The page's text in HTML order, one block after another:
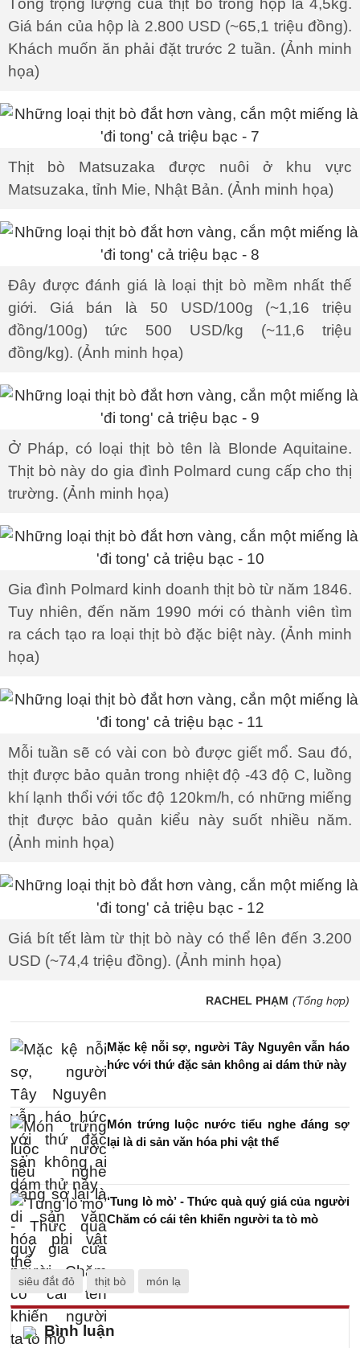
Tổng trọng lượng của thịt bò trong hộp là 4,5kg.
Giá bán của hộp là 2.800 USD (~65,1 triệu đồng).
Khách muốn ăn phải đặt trước 2 tuần. (Ảnh minh
họa)
Thịt bò Matsuzaka được nuôi ở khu vực
Matsuzaka, tỉnh Mie, Nhật Bản. (Ảnh minh họa)
Đây được đánh giá là loại thịt bò mềm nhất thế
giới. Giá bán là 50 USD/100g (~1,16 triệu
đồng/100g) tức 500 USD/kg (~11,6 triệu
đồng/kg). (Ảnh minh họa)
Ở Pháp, có loại thịt bò tên là Blonde Aquitaine.
Thịt bò này do gia đình Polmard cung cấp cho thị
trường. (Ảnh minh họa)
Gia đình Polmard kinh doanh thịt bò từ năm 1846.
Tuy nhiên, đến năm 1990 mới có thành viên tìm
ra cách tạo ra loại thịt bò đặc biệt này. (Ảnh minh
họa)
Mỗi tuần sẽ có vài con bò được giết mổ. Sau đó,
thịt được bảo quản trong nhiệt độ -43 độ C, luồng
khí lạnh thổi với tốc độ 120km/h, có những miếng
thịt được bảo quản kiểu này suốt nhiều năm.
(Ảnh minh họa)
Giá bít tết làm từ thịt bò này có thể lên đến 3.200
USD (~74,4 triệu đồng). (Ảnh minh họa)
RACHEL PHẠM (Tổng hợp)
Mặc kệ nỗi sợ, người Tây Nguyên vẫn háo
hức với thứ đặc sản không ai dám thử này
Món trứng luộc nước tiểu nghe đáng sợ
lại là di sản văn hóa phi vật thể
‘Tung lò mò’ - Thức quà quý giá của người
Chăm có cái tên khiến người ta tò mò
siêu đắt đỏ thịt bò món lạ
Bình luận